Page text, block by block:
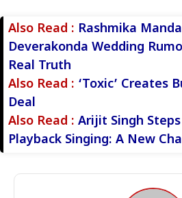
Also Read : Rashmika
Deverakonda Wedding
Real Truth
Also Read : ‘Toxic’ Creates
Deal
Also Read : Arijit Singh
Playback Singing: A New